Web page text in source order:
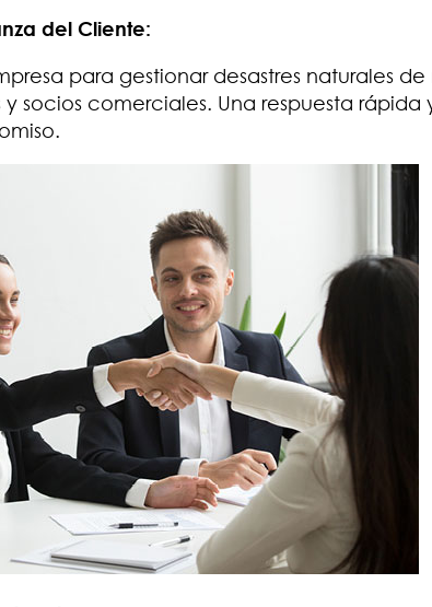
del Cliente:
para gestionar desastres naturales
socios comerciales. Una respuesta rápida